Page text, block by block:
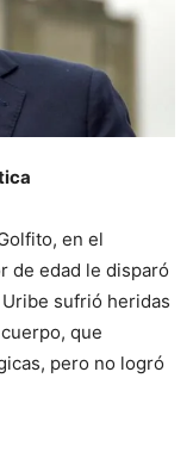
en el
de edad le disparó
sufrió heridas
que
pero no logró